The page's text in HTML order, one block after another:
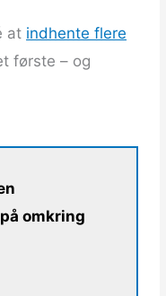
at indhente flere
første – og
omkring